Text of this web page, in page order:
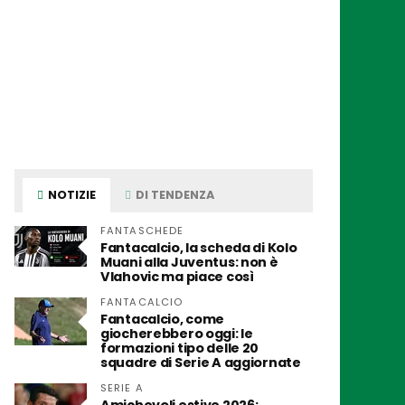
NOTIZIE DI TENDENZA
FANTASCHEDE
Fantacalcio, la scheda di Kolo
Muani alla Juventus: non è
Vlahovic ma piace così
FANTACALCIO
Fantacalcio, come
giocherebbero oggi: le
formazioni tipo delle 20
squadre di Serie A aggiornate
SERIE A